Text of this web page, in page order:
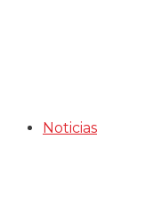
Noticias